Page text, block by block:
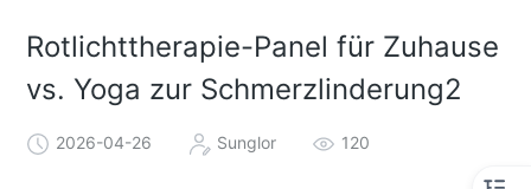
Rotlichttherapie-Panel für Zuhause
vs. Yoga zur Schmerzlinderung2
2026-04-26 Sunglor 120